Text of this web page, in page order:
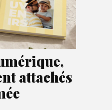
attachés